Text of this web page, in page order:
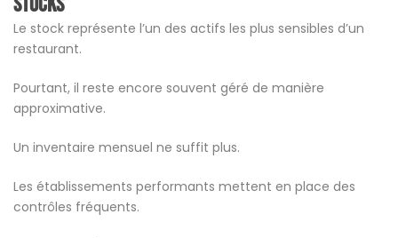
Le stock représente l’un des actifs les plus sensibles d’un
restaurant.
Pourtant, il reste encore souvent géré de manière
approximative.
Un inventaire mensuel ne suffit plus.
Les établissements performants mettent en place des
contrôles fréquents.